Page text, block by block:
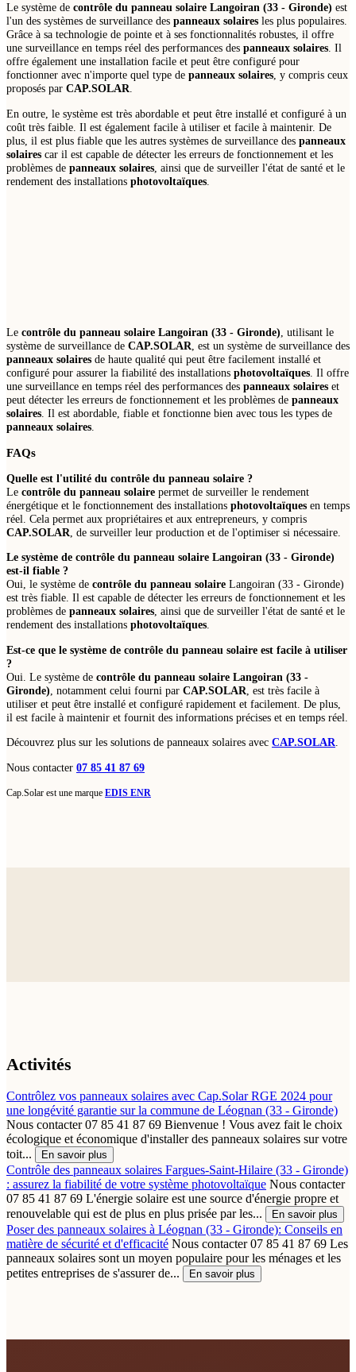
Le système de contrôle du panneau solaire Langoiran (33 - Gironde) est
l'un des systèmes de surveillance des panneaux solaires les plus populaires.
Grâce à sa technologie de pointe et à ses fonctionnalités robustes, il offre
une surveillance en temps réel des performances des panneaux solaires. Il
offre également une installation facile et peut être configuré pour
fonctionner avec n'importe quel type de panneaux solaires, y compris ceux
proposés par CAP.SOLAR.
En outre, le système est très abordable et peut être installé et configuré à un
coût très faible. Il est également facile à utiliser et facile à maintenir. De
plus, il est plus fiable que les autres systèmes de surveillance des panneaux
solaires car il est capable de détecter les erreurs de fonctionnement et les
problèmes de panneaux solaires , ainsi que de surveiller l'état de santé et le
rendement des installations photovoltaïques
Le contrôle du panneau solaire Langoiran (33 - Gironde) , utilisant le
système de surveillance de CAP.SOLAR , est un système de surveillance des
panneaux solaires de haute qualité qui peut être facilement installé et
configuré pour assurer la fiabilité des installations photovoltaïques . Il offre
une surveillance en temps réel des performances des panneaux solaires et
peut détecter les erreurs de fonctionnement et les problèmes de panneaux
solaires . Il est abordable, fiable et fonctionne bien avec tous les types de
panneaux solaires
FAQs
Quelle est l'utilité du contrôle du panneau solaire ?
Le contrôle du panneau solaire permet de surveiller le rendement
énergétique et le fonctionnement des installations photovoltaïques en temps
réel. Cela permet aux propriétaires et aux entrepreneurs, y compris
CAP.SOLAR , de surveiller leur production et de l'optimiser si nécessaire.
Le système de contrôle du panneau solaire Langoiran (33 - Gironde)
est-il fiable ?
Oui, le système de contrôle du panneau solaire Langoiran (33 - Gironde)
est très fiable. Il est capable de détecter les erreurs de fonctionnement et les
problèmes de panneaux solaires, ainsi que de surveiller l'état de santé et le
rendement des installations photovoltaïques.
Est-ce que le système de contrôle du panneau solaire est facile à utiliser
?
Oui. Le système de contrôle du panneau solaire Langoiran (33 -
Gironde) , notamment celui fourni par CAP.SOLAR , est très facile à
utiliser et peut être installé et configuré rapidement et facilement. De plus,
il est facile à maintenir et fournit des informations précises et en temps réel.
Découvrez plus sur les solutions de panneaux solaires avec CAP.SOLAR
Nous contacter 07 85 41 87 69
Cap.Solar est une marque EDIS ENR
Activités
Contrôlez vos panneaux solaires avec Cap.Solar RGE 2024 pour
une longévité garantie sur la commune de Léognan (33 - Gironde)
Nous contacter 07 85 41 87 69 Bienvenue ! Vous avez fait le choix
écologique et économique d'installer des panneaux solaires sur votre
toit...
En savoir plus
Contrôle des panneaux solaires Fargues-Saint-Hilaire (33 - Gironde)
: assurez la fiabilité de votre système photovoltaïque Nous contacter
07 85 41 87 69 L'énergie solaire est une source d'énergie propre et
renouvelable qui est de plus en plus prisée par les...
En savoir plus
Poser des panneaux solaires à Léognan (33 - Gironde): Conseils en
matière de sécurité et d'efficacité Nous contacter 07 85 41 87 69 Les
panneaux solaires sont un moyen populaire pour les ménages et les
petites entreprises de s'assurer de...
En savoir plus